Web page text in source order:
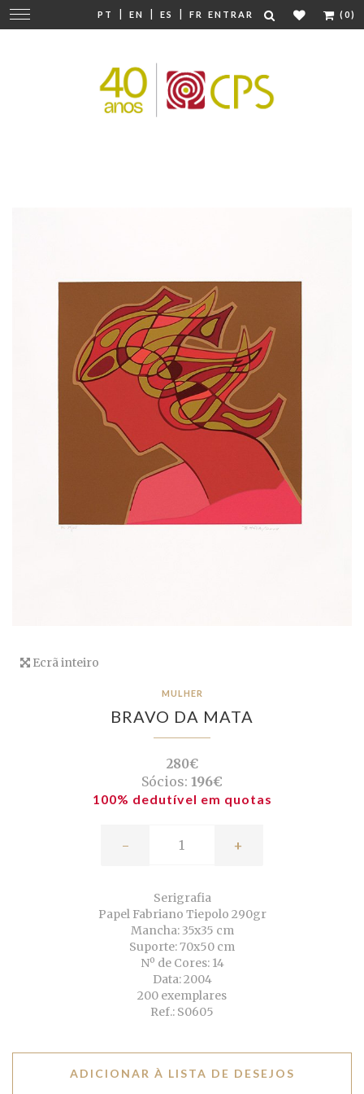
PT | EN | ES | FR ENTRAR (0)
Mudar
navegação
Ecrã inteiro
MULHER
BRAVO DA MATA
280€
Sócios: 196€
100% dedutível em quotas
- +
Serigrafia
Papel Fabriano Tiepolo 290gr
Mancha: 35x35 cm
Suporte: 70x50 cm
Nº de Cores: 14
Data: 2004
200 exemplares
Ref.: S0605
ADICIONAR À LISTA DE DESEJOS